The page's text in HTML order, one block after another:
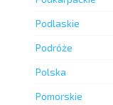
Podlaskie
Podróże
Polska
Pomorskie